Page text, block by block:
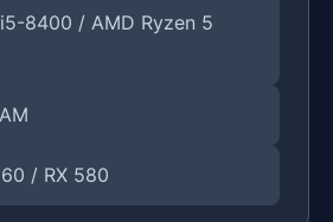
8400 / AMD Ryzen 5
/ RX 580